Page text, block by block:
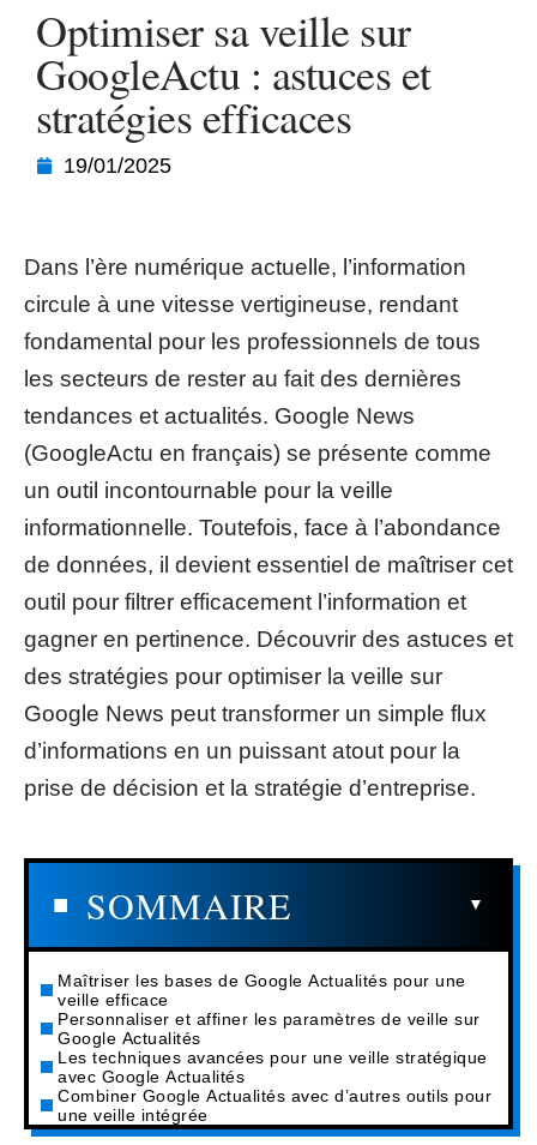
Optimiser sa veille sur
GoogleActu : astuces et
stratégies efficaces
19/01/2025
Dans l’ère numérique actuelle, l’information
circule à une vitesse vertigineuse, rendant
fondamental pour les professionnels de tous
les secteurs de rester au fait des dernières
tendances et actualités. Google News
(GoogleActu en français) se présente comme
un outil incontournable pour la veille
informationnelle. Toutefois, face à l’abondance
de données, il devient essentiel de maîtriser cet
outil pour filtrer efficacement l’information et
gagner en pertinence. Découvrir des astuces et
des stratégies pour optimiser la veille sur
Google News peut transformer un simple flux
d’informations en un puissant atout pour la
prise de décision et la stratégie d’entreprise.
SOMMAIRE
Maîtriser les bases de Google Actualités pour une
veille efficace
Personnaliser et affiner les paramètres de veille sur
Google Actualités
Les techniques avancées pour une veille stratégique
avec Google Actualités
Combiner Google Actualités avec d’autres outils pour
une veille intégrée